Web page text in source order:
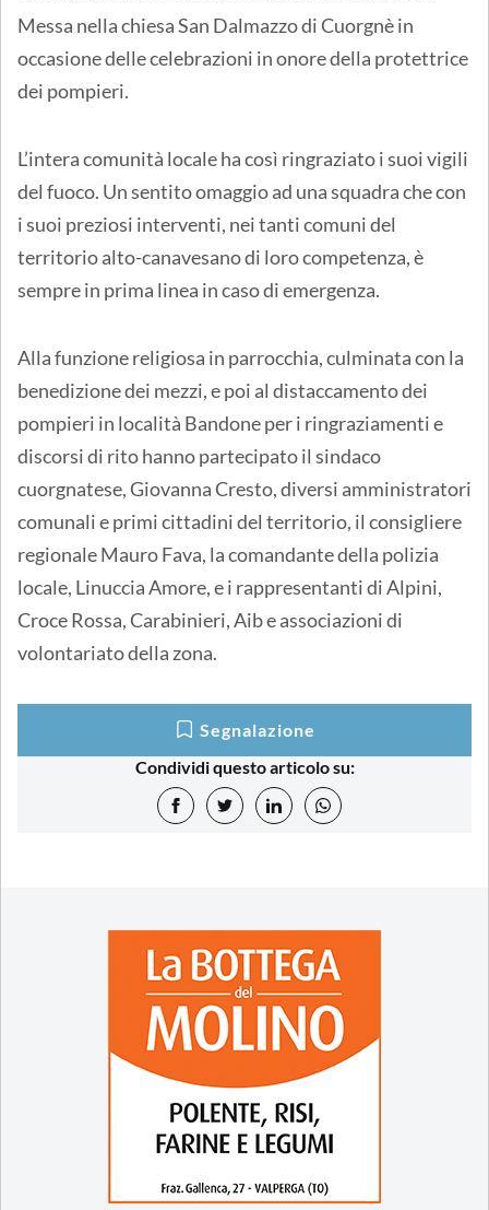
Messa nella chiesa San Dalmazzo di Cuorgnè in
occasione delle celebrazioni in onore della protettrice
dei pompieri.
L’intera comunità locale ha così ringraziato i suoi vigili
del fuoco. Un sentito omaggio ad una squadra che con
i suoi preziosi interventi, nei tanti comuni del
territorio alto-canavesano di loro competenza, è
sempre in prima linea in caso di emergenza.
Alla funzione religiosa in parrocchia, culminata con la
benedizione dei mezzi, e poi al distaccamento dei
pompieri in località Bandone per i ringraziamenti e
discorsi di rito hanno partecipato il sindaco
cuorgnatese, Giovanna Cresto, diversi amministratori
comunali e primi cittadini del territorio, il consigliere
regionale Mauro Fava, la comandante della polizia
locale, Linuccia Amore, e i rappresentanti di Alpini,
Croce Rossa, Carabinieri, Aib e associazioni di
volontariato della zona.
Segnalazione
Condividi questo articolo su: